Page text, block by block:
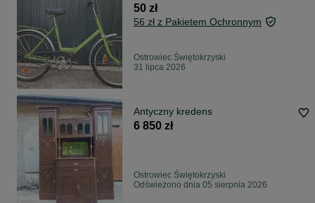
50 zł
56 zł z Pakietem Ochronnym
Ostrowiec Świętokrzyski
31 lipca 2026
Antyczny kredens
6 850 zł
Ostrowiec Świętokrzyski
Odświeżono dnia 05 sierpnia 2026